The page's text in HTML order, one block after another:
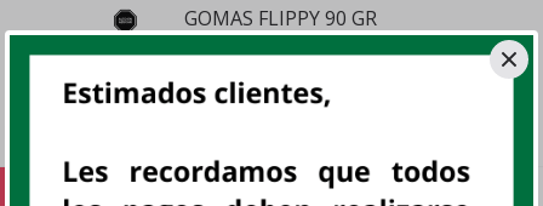
GOMAS FLIPPY 90 GR
sku: 800653
Oferta BIZCOCHO CHOCMAN BLACK 6X29GR